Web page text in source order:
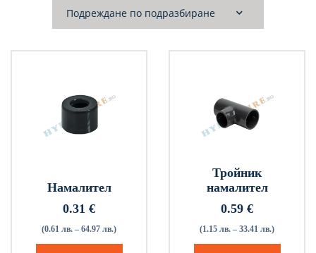
Намалител
0.31 €
(0.61 лв. – 64.97 лв.)
Тройник
намалител
0.59 €
(1.15 лв. – 33.41 лв.)